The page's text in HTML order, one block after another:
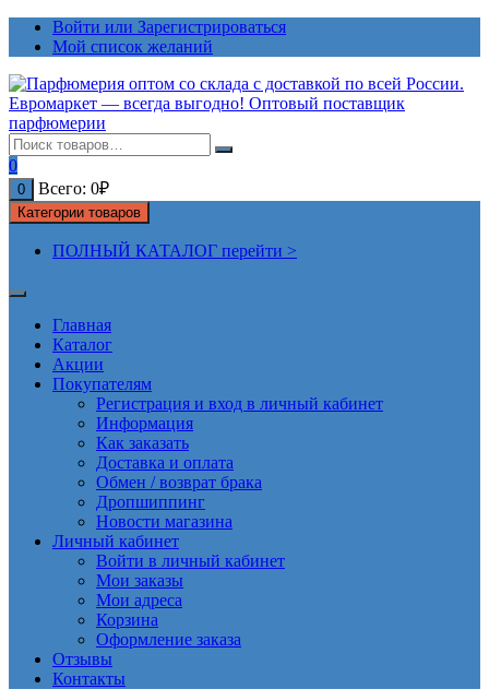
ПерейтиВойти или Зарегистрироваться
Мой список желаний
0
0 Всего: 0₽
Категории товаров
ПОЛНЫЙ КАТАЛОГ перейти >
Главная
Каталог
Акции
Покупателям
Регистрация и вход в личный кабинет
Информация
Как заказать
Доставка и оплата
Обмен / возврат брака
Дропшиппинг
Новости магазина
Личный кабинет
Войти в личный кабинет
Мои заказы
Мои адреса
Корзина
Оформление заказа
Отзывы
Контакты